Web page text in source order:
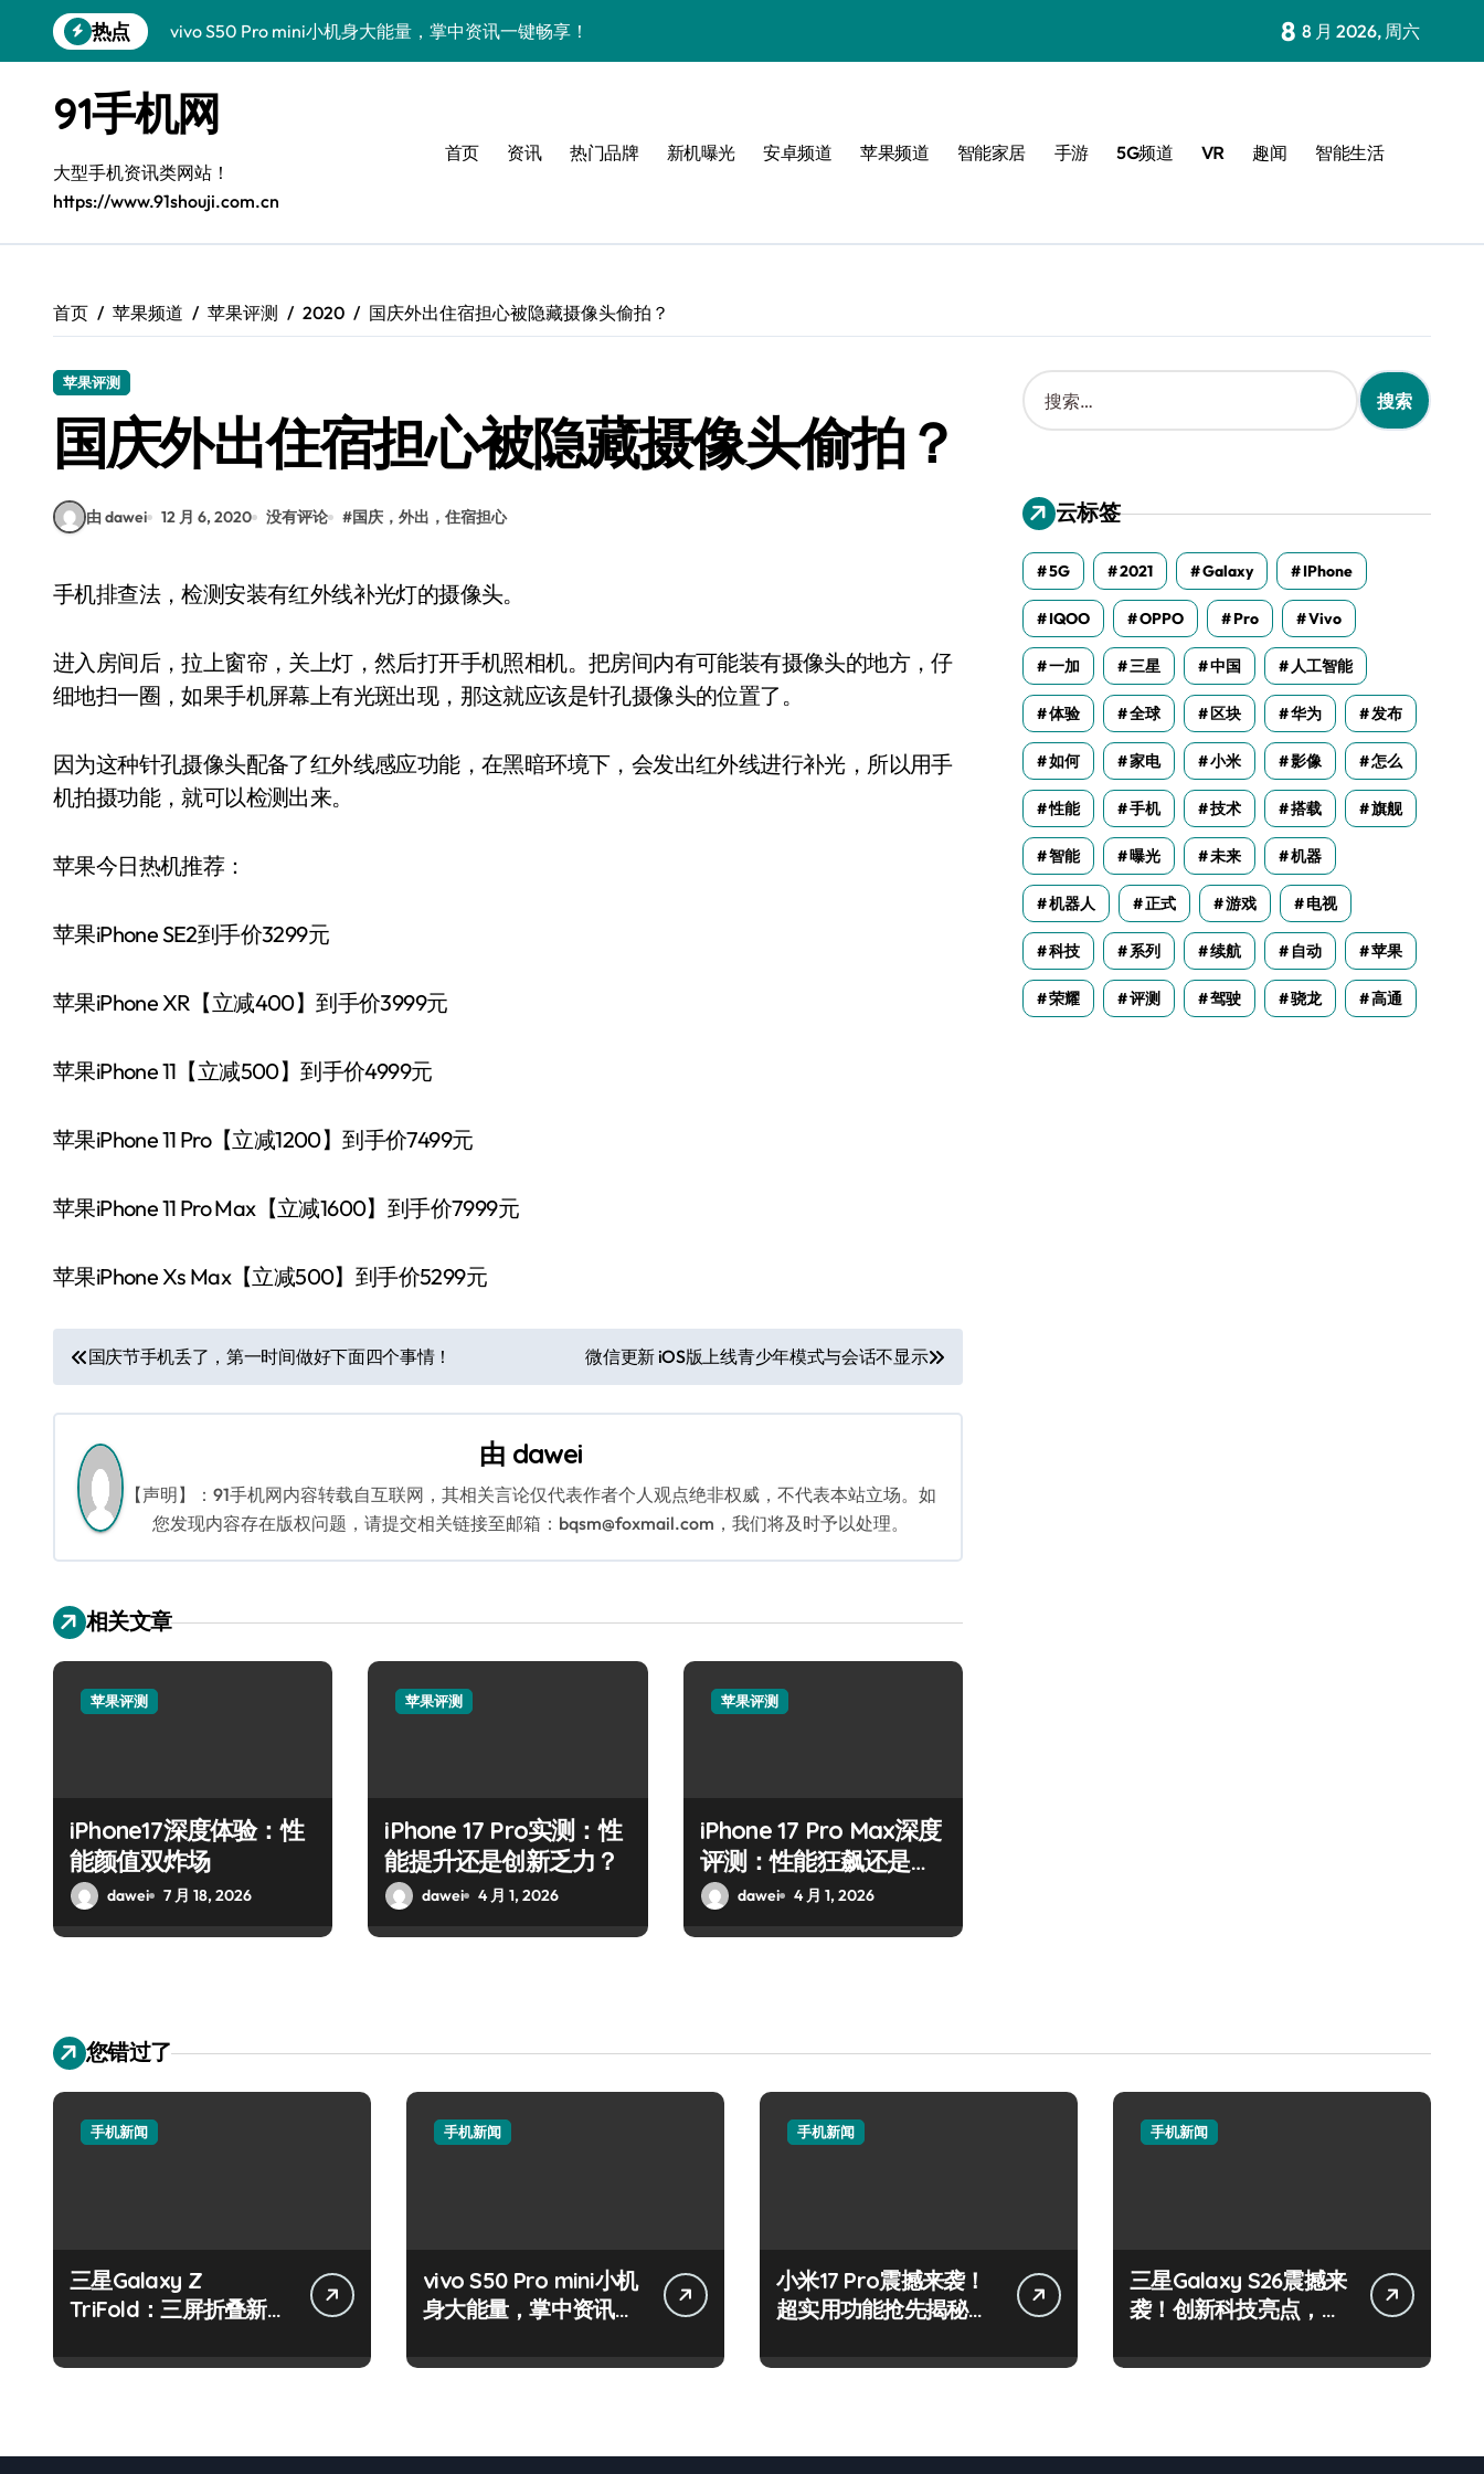
到
热点
vivo S50 Pro mini小机身大能量，掌中资讯一键畅享！
三星Galaxy S26震撼来袭！创新科技亮点，一键尽享未来！
三星Galaxy Z Fold7抢先揭秘！手机管家带你探新亮点
S25 Ultra颜值炸裂！定制主题潮翻全场
Galaxy S24+登场，解锁手机美颜新境界！
Galaxy A56 5G登场，时尚旗舰新体验！
三星Galaxy Z TriFold：三屏折叠新境界，掌中科技新体验！
8 8 月 2026, 周六
91手机网
大型手机资讯类网站！
https://www.91shouji.com.cn
首页 资讯 热门品牌 新机曝光 安卓频道 苹果频道 智能家居 手游 5G频道 VR 趣闻 智能生活
首页 苹果频道 苹果评测 2020 国庆外出住宿担心被隐藏摄像头偷拍？
苹果评测
国庆外出住宿担心被隐藏摄像头偷拍？
由 dawei 12 月 6, 2020 没有评论 #国庆，外出，住宿担心
手机排查法，检测安装有红外线补光灯的摄像头。
进入房间后，拉上窗帘，关上灯，然后打开手机照相机。把房间内有可能装有摄像头的地方，仔
细地扫一圈，如果手机屏幕上有光斑出现，那这就应该是针孔摄像头的位置了。
因为这种针孔摄像头配备了红外线感应功能，在黑暗环境下，会发出红外线进行补光，所以用手
机拍摄功能，就可以检测出来。
苹果今日热机推荐：
苹果iPhone SE2到手价3299元
苹果iPhone XR【立减400】到手价3999元
苹果iPhone 11【立减500】到手价4999元
苹果iPhone 11 Pro【立减1200】到手价7499元
苹果iPhone 11 Pro Max【立减1600】到手价7999元
苹果iPhone Xs Max【立减500】到手价5299元
文
章
航
国庆节手机丢了，第一时间做好下面四个事情！ 微信更新 iOS版上线青少年模式与会话不显示
由 dawei
【声明】：91手机网内容转载自互联网，其相关言论仅代表作者个人观点绝非权威，不代表本站立场。如
您发现内容存在版权问题，请提交相关链接至邮箱：bqsm@foxmail.com，我们将及时予以处理。
相关文章
苹果评测
iPhone17深度体验：性
能颜值双炸场
dawei 7 月 18, 2026
苹果评测
iPhone 17 Pro实测：性
能提升还是创新乏力？
dawei 4 月 1, 2026
苹果评测
iPhone 17 Pro Max深度
评测：性能狂飙还是创
新触顶？
dawei 4 月 1, 2026
搜
索
：
云标签
5G 2021 Galaxy IPhone
IQOO OPPO Pro Vivo
一加 三星 中国 人工智能
体验 全球 区块 华为 发布
如何 家电 小米 影像 怎么
性能 手机 技术 搭载 旗舰
智能 曝光 未来 机器
机器人 正式 游戏 电视
科技 系列 续航 自动 苹果
荣耀 评测 驾驶 骁龙 高通
您错过了
手机新闻
三星Galaxy Z
TriFold：三屏折叠新境
手机新闻
vivo S50 Pro mini小机
身大能量，掌中资讯一
手机新闻
小米17 Pro震撼来袭！
超实用功能抢先揭秘，
手机新闻
三星Galaxy S26震撼来
袭！创新科技亮点，一